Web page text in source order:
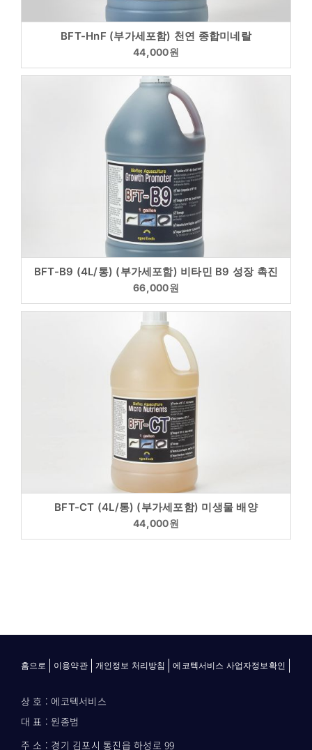
BFT-HnF (부가세포함) 천연 종합미네랄
44,000원
BFT-B9 (4L/통) (부가세포함) 비타민 B9 성장 촉진
66,000원
BFT-CT (4L/통) (부가세포함) 미생물 배양
44,000원
홈으로 이용약관 개인정보 처리방침 에코텍서비스 사업자정보확인
상 호 : 에코텍서비스
대 표 : 원종범
주 소 : 경기 김포시 통진읍 하성로 99